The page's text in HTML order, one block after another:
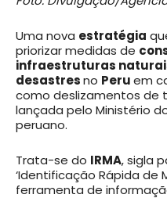
Uma nova estratégia
priorizar medidas de
infraestruturas
desastresno Peruem
como deslizamentos de
lançada pelo Ministério
peruano.
Trata-se do IRMA, sigla
‘Identificação Rápida de
ferramenta de